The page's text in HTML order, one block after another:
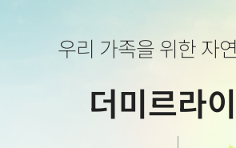
우리 가족을 위한 자
더미르라